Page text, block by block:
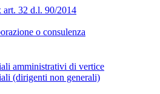
art. 32 d.l. 90/2014
o consulenza
amministrativi di vertice
(dirigenti non generali)